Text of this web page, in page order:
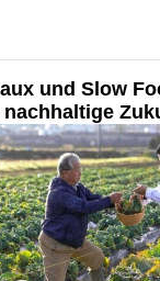
und Slow